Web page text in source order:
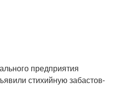
пред­при­я­тия
сти­хий­ную заба­стов­